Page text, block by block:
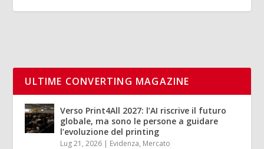
ULTIME CONVERTING MAGAZINE
Verso Print4All 2027: l’AI riscrive il futuro
globale, ma sono le persone a guidare
l’evoluzione del printing
Lug 21, 2026 | Evidenza, Mercato